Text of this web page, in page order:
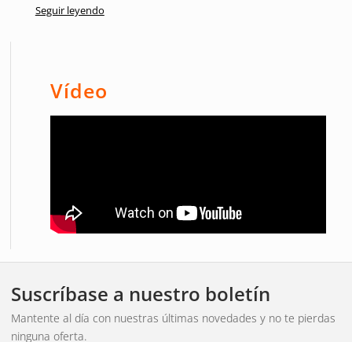
Características:
apariencia del vehículo.
Rendimiento duradero y confiable en todas las
Seguir leyendo
Vídeo
Suscríbase a nuestro boletín
Mantente al día con nuestras últimas novedades y no te pierdas
ninguna oferta.